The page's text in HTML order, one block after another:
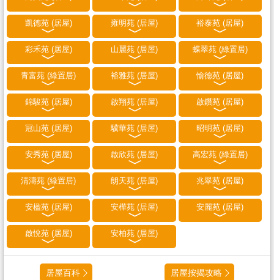
凱德苑 (居屋) 雍明苑 (居屋) 裕泰苑 (居屋)
彩禾苑 (居屋) 山麗苑 (居屋) 蝶翠苑 (綠置居)
青富苑 (綠置居) 裕雅苑 (居屋) 愉德苑 (居屋)
錦駿苑 (居屋) 啟翔苑 (居屋) 啟鑽苑 (居屋)
冠山苑 (居屋) 驥華苑 (居屋) 昭明苑 (居屋)
安秀苑 (居屋) 啟欣苑 (居屋) 高宏苑 (綠置居)
清濤苑 (綠置居) 朗天苑 (居屋) 兆翠苑 (居屋)
安楹苑 (居屋) 安樺苑 (居屋) 安麗苑 (居屋)
啟悅苑 (居屋) 安柏苑 (居屋)
居屋百科 居屋按揭攻略